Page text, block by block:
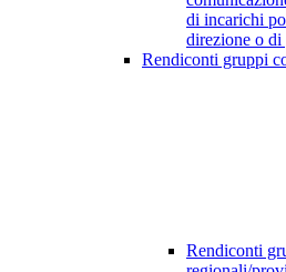
di incarichi
direzione o di
Rendiconti gruppi
Rendiconti